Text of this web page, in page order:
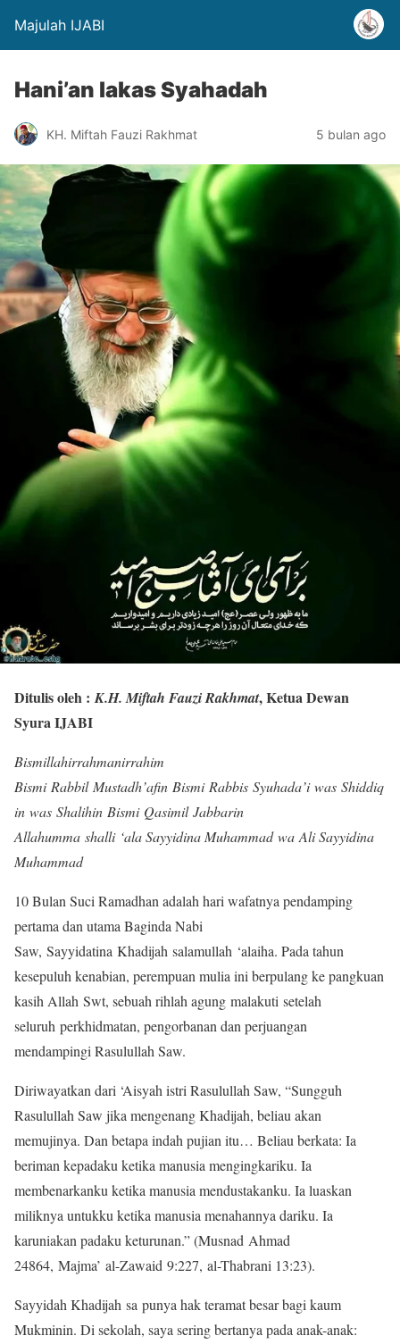
Majulah IJABI
Hani’an lakas Syahadah
KH. Miftah Fauzi Rakhmat 5 bulan ago
Ditulis oleh :K.H. Miftah Fauzi Rakhmat, Ketua Dewan
Syura IJABI
Bismillahirrahmanirrahim
Bismi Rabbil Mustadh’afin Bismi Rabbis Syuhada’i was Shiddiq
in was Shalihin Bismi Qasimil Jabbarin
Allahumma shalli ‘ala Sayyidina Muhammad wa Ali Sayyidina
Muhammad
10 Bulan Suci Ramadhan adalah hari wafatnya pendamping
pertama dan utama Baginda Nabi
Saw, Sayyidatina Khadijah salamullah ‘alaiha. Pada tahun
kesepuluh kenabian, perempuan mulia ini berpulang ke pangkuan
kasih Allah Swt, sebuah rihlah agung malakuti setelah
seluruh perkhidmatan, pengorbanan dan perjuangan
mendampingi Rasulullah Saw.
Diriwayatkan dari ‘Aisyah istri Rasulullah Saw, “Sungguh
Rasulullah Saw jika mengenang Khadijah, beliau akan
memujinya. Dan betapa indah pujian itu… Beliau berkata: Ia
beriman kepadaku ketika manusia mengingkariku. Ia
membenarkanku ketika manusia mendustakanku. Ia luaskan
miliknya untukku ketika manusia menahannya dariku. Ia
karuniakan padaku keturunan.” (Musnad Ahmad
24864, Majma’ al-Zawaid 9:227, al-Thabrani 13:23).
Sayyidah Khadijah sa punya hak teramat besar bagi kaum
Mukminin. Di sekolah, saya sering bertanya pada anak-anak: